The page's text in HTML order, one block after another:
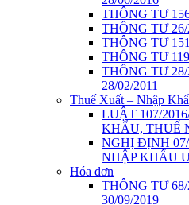
THÔNG TƯ
THÔNG TƯ
THÔNG TƯ
THÔNG TƯ
THÔNG TƯ
28/02/2011
Thuế Xuất – Nhập
LUẬT 107/
KHẨU, THUẾ
NGHỊ ĐỊNH
NHẬP KHẨU
Hóa đơn
THÔNG TƯ
30/09/2019